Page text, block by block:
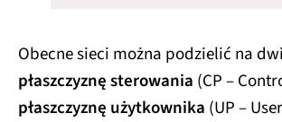
Obecne sieci można podzielić na
płaszczyznę sterowania (CP –
płaszczyznę użytkownika (UP –